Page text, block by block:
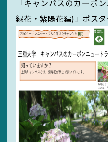
「キャンパスのカーボ
緑花・紫陽花編)」ポスタ